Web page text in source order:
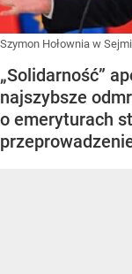
Szymon Hołownia w
„Solidarność”
najszybsze
o emeryturach